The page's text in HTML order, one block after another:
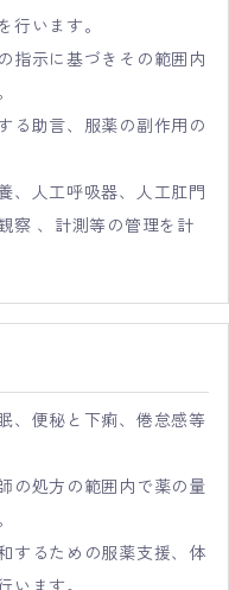
行います。
指示に基づきその範囲内
る助言、服薬の副作用の
、人工呼吸器、人工肛門
察 、計測等の管理を計
、便秘と下痢、倦怠感等
の処方の範囲内で薬の量
するための服薬支援、体